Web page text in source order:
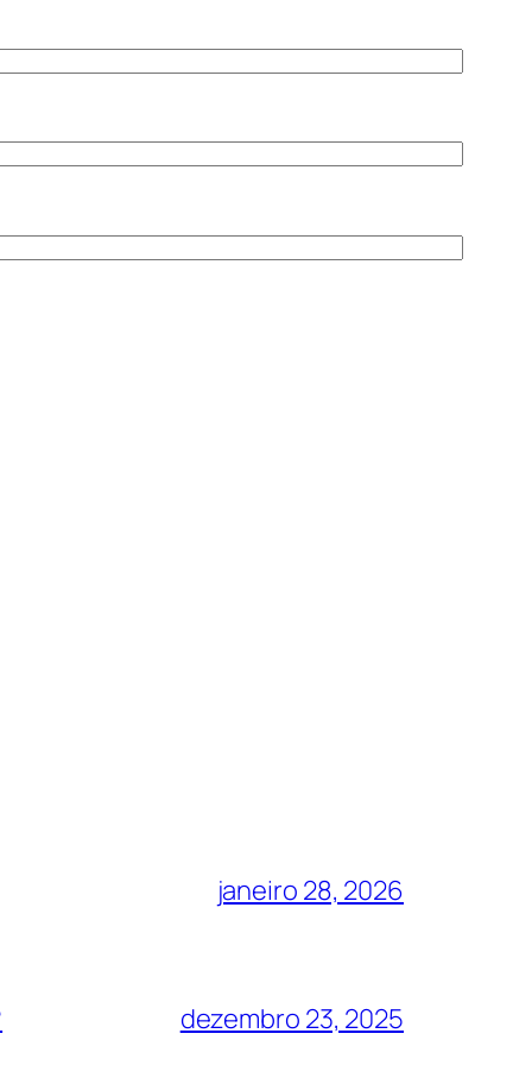
janeiro 28, 2026
dezembro 23, 2025